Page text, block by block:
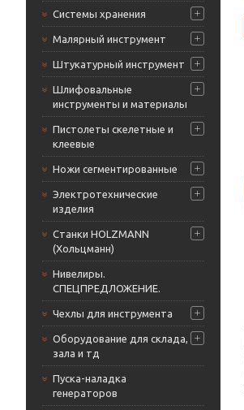
Системы хранения
Малярный инструмент
Штукатурный инструмент
Шлифовальные
инструменты и материалы
Пистолеты скелетные и
клеевые
Ножи сегментированные
Электротехнические
изделия
Станки HOLZMANN
(Хольцманн)
Нивелиры.
СПЕЦПРЕДЛОЖЕНИЕ.
Чехлы для инструмента
Оборудование для склада,
зала и тд
Пуска-наладка
генераторов